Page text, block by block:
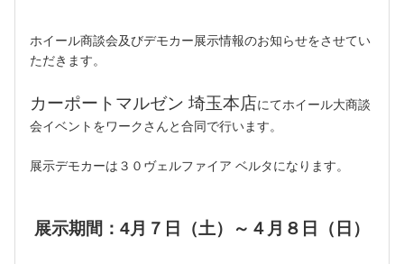
ホイール商談会及びデモカー展示情報のお知らせをさせてい
ただきます。
カーポートマルゼン 埼玉本店にてホイール大商談
会イベントをワークさんと合同で行います。
展示デモカーは３０ヴェルファイア ベルタになります。
展示期間：4月７日（土）～４月８日（日）